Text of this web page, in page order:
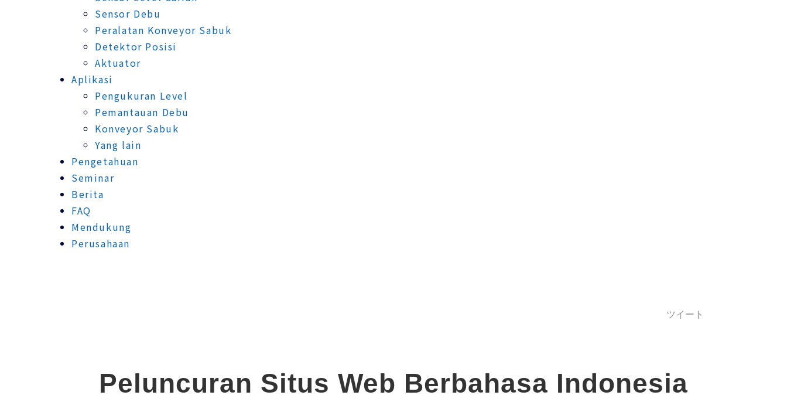
Sensor Debu
Peralatan Konveyor Sabuk
Detektor Posisi
Aktuator
Aplikasi
Pengukuran Level
Pemantauan Debu
Konveyor Sabuk
Yang lain
Pengetahuan
Seminar
Berita
FAQ
Mendukung
Perusahaan
ツイート
Peluncuran Situs Web Berbahasa Indonesia